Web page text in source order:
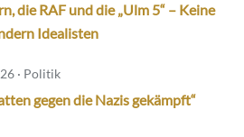
die RAF und die „Ulm 5“ – Keine
Idealisten
· Politik
gegen die Nazis gekämpft“